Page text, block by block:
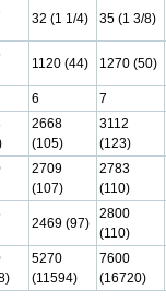
32 (1 1/4) 35 (1 3/8)
1120 (44) 1270 (50)
6 7
2668
(105)
3112
(123)
2709
(107)
2783
(110)
2469 (97)
2800
(110)
5270
(11594)
7600
(16720)